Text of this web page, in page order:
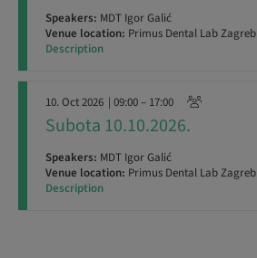
Speakers: MDT Igor Galić
Venue location: Primus Dental Lab Zagreb
Description
10. Oct 2026 | 09:00 – 17:00
Subota 10.10.2026.
Speakers: MDT Igor Galić
Venue location: Primus Dental Lab Zagreb
Description